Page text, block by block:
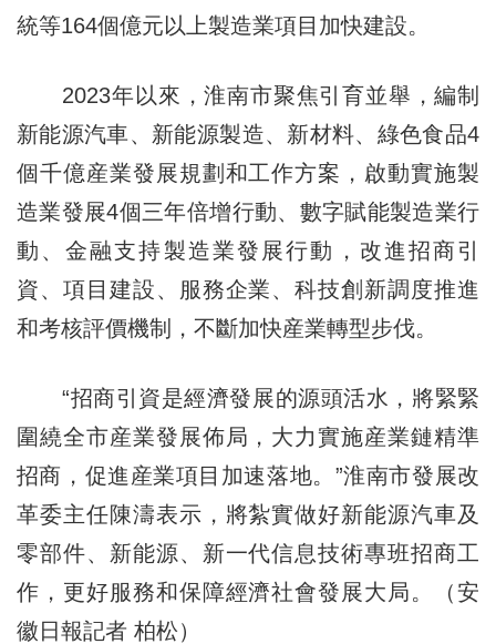
統等164個億元以上製造業項目加快建設。
2023年以來，淮南市聚焦引育並舉，編制
新能源汽車、新能源製造、新材料、綠色食品4
個千億産業發展規劃和工作方案，啟動實施製
造業發展4個三年倍增行動、數字賦能製造業行
動、金融支持製造業發展行動，改進招商引
資、項目建設、服務企業、科技創新調度推進
和考核評價機制，不斷加快産業轉型步伐。
“招商引資是經濟發展的源頭活水，將緊緊
圍繞全市産業發展佈局，大力實施産業鏈精準
招商，促進産業項目加速落地。”淮南市發展改
革委主任陳濤表示，將紮實做好新能源汽車及
零部件、新能源、新一代信息技術專班招商工
作，更好服務和保障經濟社會發展大局。（安
徽日報記者 柏松）